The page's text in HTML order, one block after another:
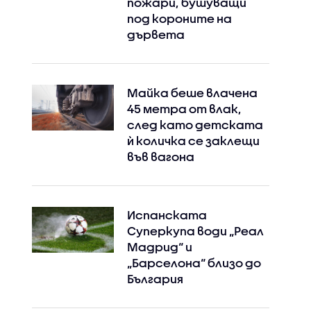
под короните на
дървета
Майка беше влачена
45 метра от влак,
след като детската
ѝ количка се заклещи
във вагона
Испанската
Суперкупа води „Реал
Мадрид“ и
„Барселона“ близо до
България